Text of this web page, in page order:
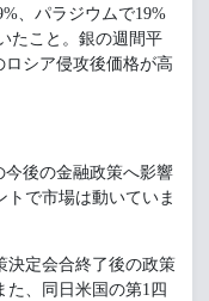
、パラジウムで19%
たこと。銀の週間平
シア侵攻後価格が高
今後の金融政策へ影響
で市場は動いていま
決定会合終了後の政策
、同日米国の第1四